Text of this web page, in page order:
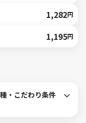
1,282円
1,195円
・こだわり条件